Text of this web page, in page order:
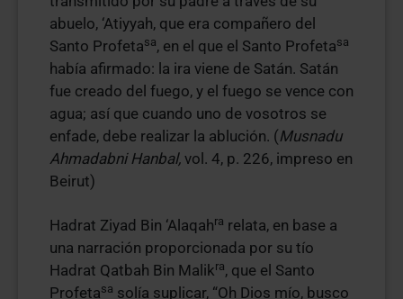
abuelo, ‘Atiyyah, que era compañero del
Santo Profetasa, en el que el Santo Profetasa
había afirmado: la ira viene de Satán. Satán
fue creado del fuego, y el fuego se vence con
agua; así que cuando uno de vosotros se
enfade, debe realizar la ablución. (Musnadu
Ahmadabni Hanbal, vol. 4, p. 226, impreso en
Beirut)
Hadrat Ziyad Bin ‘Alaqahra relata, en base a
una narración proporcionada por su tío
Hadrat Qatbah Bin Malikra, que el Santo
Profetasa solía suplicar, “Oh Dios mío, busco